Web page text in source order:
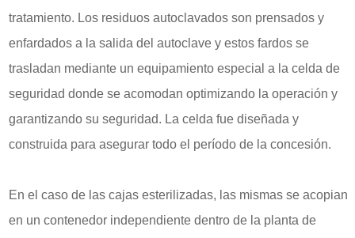
tratamiento. Los residuos autoclavados son prensados y
enfardados a la salida del autoclave y estos fardos se
trasladan mediante un equipamiento especial a la celda de
seguridad donde se acomodan optimizando la operación y
garantizando su seguridad. La celda fue diseñada y
construida para asegurar todo el período de la concesión.
En el caso de las cajas esterilizadas, las mismas se acopian
en un contenedor independiente dentro de la planta de